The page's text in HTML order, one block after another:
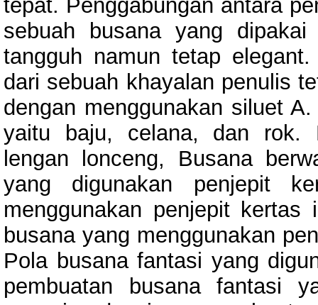
tepat. Penggabungan antara
sebuah busana yang
tangguh namun tetap
dari sebuah khayalan penulis
dengan menggunakan siluet
yaitu baju, celana, dan rok.
lengan lonceng, Busana
yang digunakan penjepit
menggunakan penjepit
busana yang menggunakan
Pola busana fantasi yang
pembuatan busana fantasi